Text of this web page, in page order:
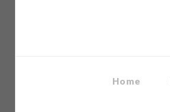
Home